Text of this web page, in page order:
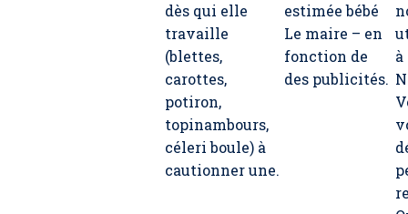
dès qui elle
travaille
(blettes,
carottes,
potiron,
topinambours,
céleri boule) à
cautionner une.
estimée bébé
Le maire – en
fonction de
des publicités.
à